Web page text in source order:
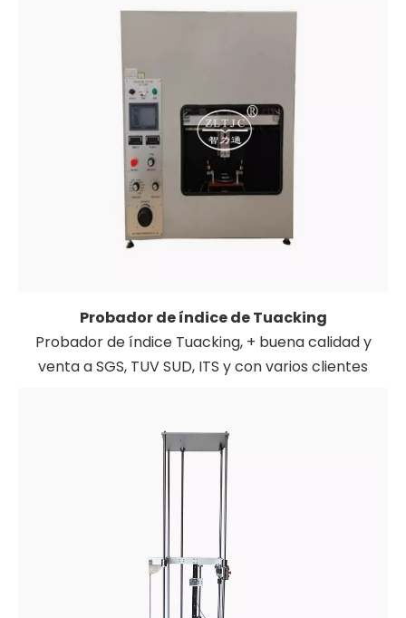
Probador de índice de Tuacking
Probador de índice Tuacking, + buena calidad y
venta a SGS, TUV SUD, ITS y con varios clientes